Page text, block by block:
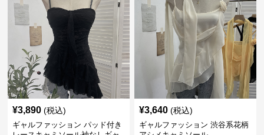
¥3,890 (税込)
ギャルファッション パッド付き
¥3,640 (税込)
ギャルファッション 渋谷系花柄